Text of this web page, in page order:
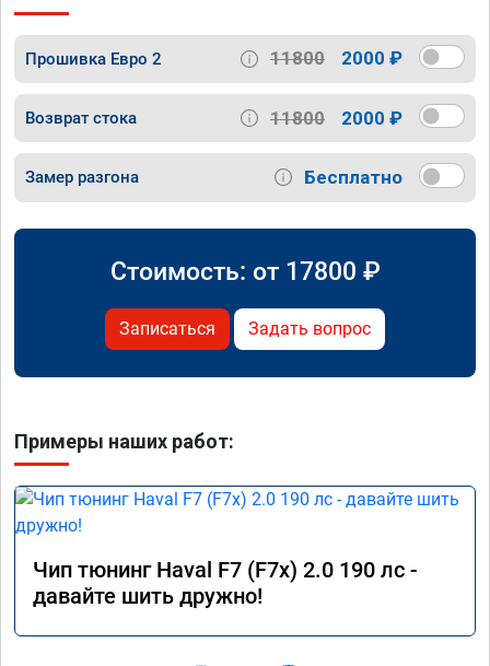
Прошивка Евро 2 11800 2000 ₽
Возврат стока 11800 2000 ₽
Замер разгона Бесплатно
Стоимость: от 17800 ₽
Записаться Задать вопрос
Примеры наших работ:
Чип тюнинг Haval F7 (F7x) 2.0 190 лс -
давайте шить дружно!